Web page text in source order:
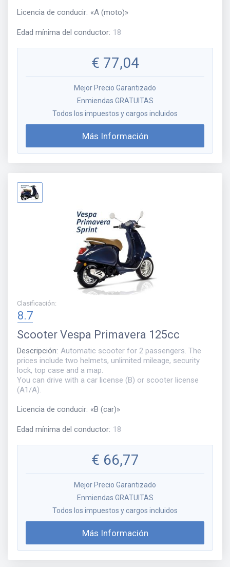
Licencia de conducir: «A (moto)»
Edad mínima del conductor: 18
€ 77,04
Mejor Precio Garantizado
Enmiendas GRATUITAS
Todos los impuestos y cargos incluidos
Más Información
Clasificación:
8.7
Scooter Vespa Primavera 125cc
Descripción: Automatic scooter for 2 passengers. The
prices include two helmets, unlimited mileage, security
lock, top case and a map.
You can drive with a car license (B) or scooter license
(A1/A).
Licencia de conducir: «B (car)»
Edad mínima del conductor: 18
€ 66,77
Mejor Precio Garantizado
Enmiendas GRATUITAS
Todos los impuestos y cargos incluidos
Más Información